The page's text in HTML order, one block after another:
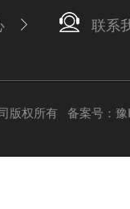
联系
版权所有 备案号：